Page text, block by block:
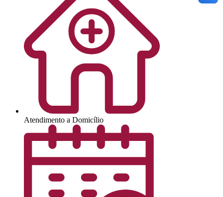
Atendimento a Domicílio